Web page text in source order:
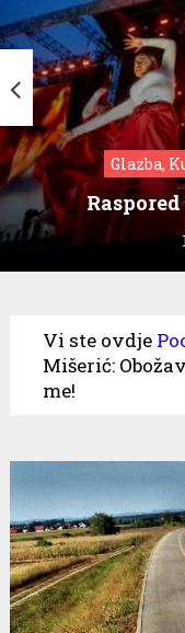
Glazba,
Vi ste ovdje
Mišerić:
me!